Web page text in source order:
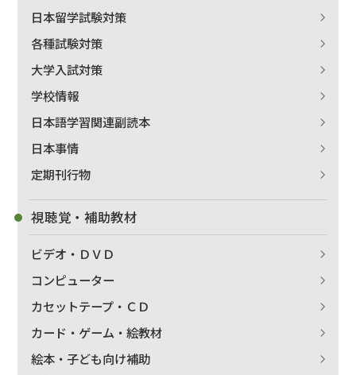
出版社名で絞り込む
著者名で絞り込む
日本留学試験対策
各種試験対策
大学入試対策
学校情報
日本語学習関連副読本
日本事情
定期刊行物
視聴覚・補助教材
ビデオ・ＤＶＤ
コンピューター
カセットテープ・ＣＤ
カード・ゲーム・絵教材
絵本・子ども向け補助